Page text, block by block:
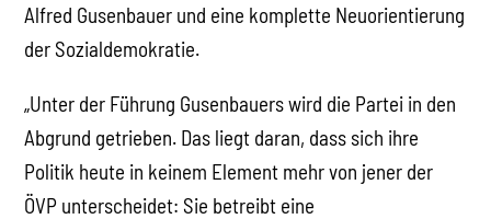
Alfred Gusenbauer und eine komplette Neuorientierung
der Sozialdemokratie.
„Unter der Führung Gusenbauers wird die Partei in den
Abgrund getrieben. Das liegt daran, dass sich ihre
Politik heute in keinem Element mehr von jener der
ÖVP unterscheidet: Sie betreibt eine